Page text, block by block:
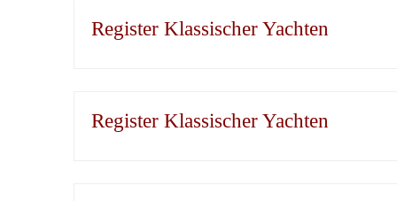
Register Klassischer Yachten
Register Klassischer Yachten